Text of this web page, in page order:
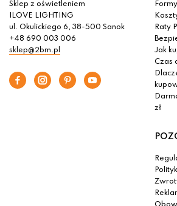
Sklep z oświetleniem
ILOVE LIGHTING
ul. Okulickiego 6, 38-500 Sanok
+48 690 003 006
sklep@2bm.pl
Raty
Jak
Czas
zł